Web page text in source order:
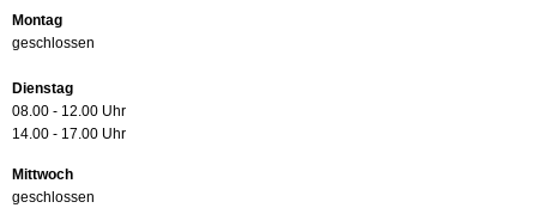
Montag
geschlossen
Dienstag
08.00 - 12.00 Uhr
14.00 - 17.00 Uhr
Mittwoch
geschlossen